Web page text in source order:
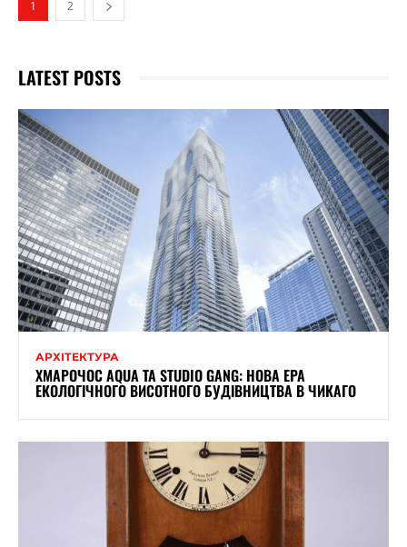
1 2
LATEST POSTS
АРХІТЕКТУРА
ХМАРОЧОС AQUA ТА STUDIO GANG: НОВА ЕРА
ЕКОЛОГІЧНОГО ВИСОТНОГО БУДІВНИЦТВА В ЧИКАГО